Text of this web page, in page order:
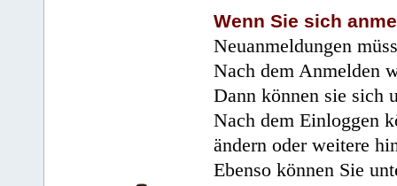
Wenn Sie sich
Neuanmeldungen
Nach dem Anmelden
Dann können sie sich
Nach dem Einloggen
ändern oder weitere
Ebenso können Sie